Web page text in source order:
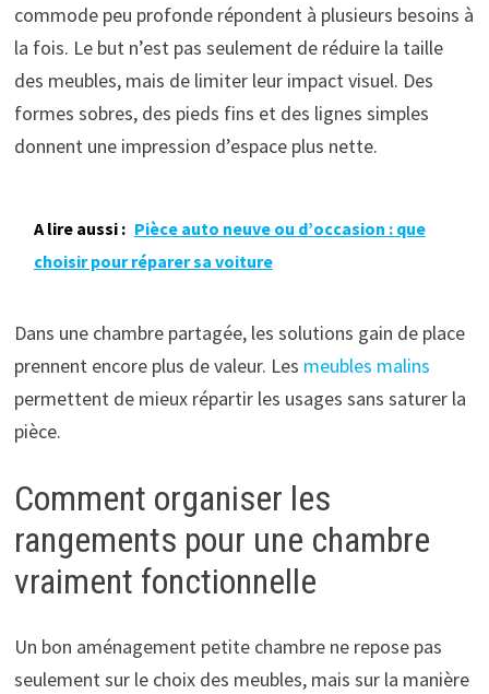
commode peu profonde répondent à plusieurs besoins à
la fois. Le but n’est pas seulement de réduire la taille
des meubles, mais de limiter leur impact visuel. Des
formes sobres, des pieds fins et des lignes simples
donnent une impression d’espace plus nette.
A lire aussi : Pièce auto neuve ou d’occasion : que
choisir pour réparer sa voiture
Dans une chambre partagée, les solutions gain de place
prennent encore plus de valeur. Les meubles malins
permettent de mieux répartir les usages sans saturer la
pièce.
Comment organiser les
rangements pour une chambre
vraiment fonctionnelle
Un bon aménagement petite chambre ne repose pas
seulement sur le choix des meubles, mais sur la manière